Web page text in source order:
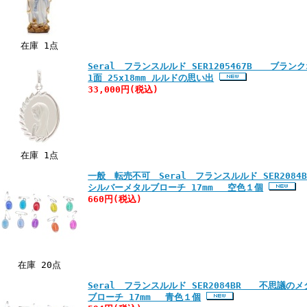
在庫 1点
在庫 1点
Seral フランスルルド SER1205467B ブランク
1面 25x18mm ルルドの思い出
33,000円 (税込)
在庫 20点
一般 転売不可 Seral フランスルルド
シルバーメタルブローチ 17mm 空色１個
660円 (税込)
Seral フランスルルド SER2084BR 不思議のメ
ブローチ 17mm 青色１個